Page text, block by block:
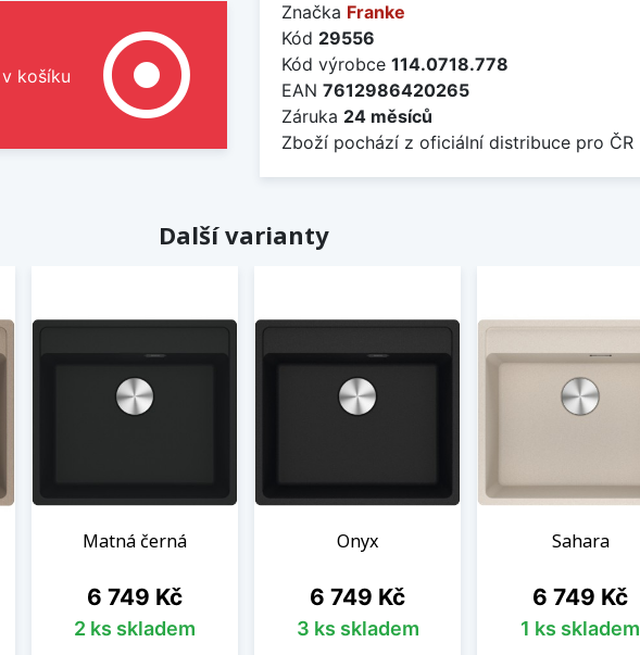
košíku
adjust
Značka Franke
Kód 29556
Kód výrobce 114.0718.778
EAN 7612986420265
Záruka 24 měsíců
Zboží pochází z oficiální distribuce pro ČR
Další varianty
Matná černá
Cena
6 749 Kč
2 ks skladem
Onyx
Cena
6 749 Kč
3 ks skladem
Sahara
Cena
6 749 Kč
1 ks skladem